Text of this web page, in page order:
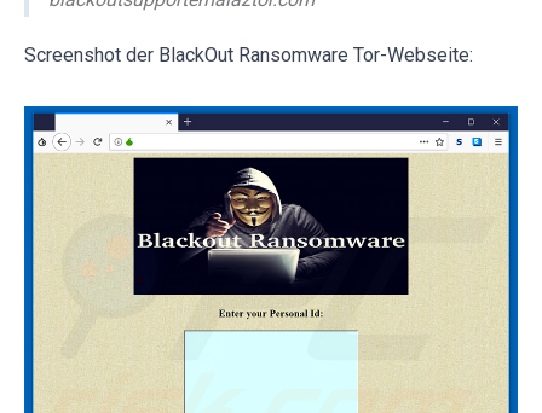
Screenshot der BlackOut Ransomware Tor-Webseite: